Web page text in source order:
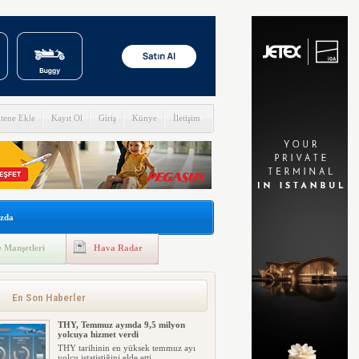
Ekle Kayıt Ol Giriş Künye İletişim
Manşetleri Hava Radar
En Son Haberler
THY, Temmuz ayında 9,5 milyon
yolcuya hizmet verdi
THY tarihinin en yüksek temmuz ayı